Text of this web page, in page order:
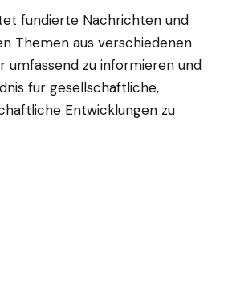
fundierte Nachrichten und
Themen aus verschiedenen
umfassend zu informieren und
für gesellschaftliche,
Entwicklungen zu